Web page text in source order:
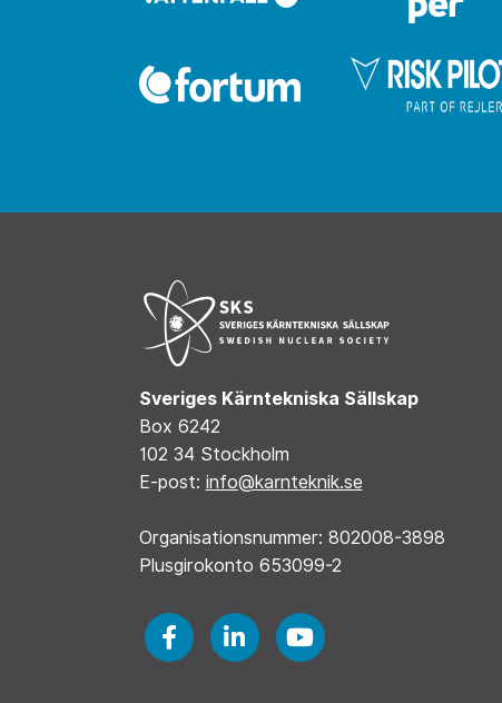
Sveriges Kärntekniska Sällskap
Box 6242
102 34 Stockholm
E-post: info@karnteknik.se
Organisationsnummer: 802008-3898
Plusgirokonto 653099-2